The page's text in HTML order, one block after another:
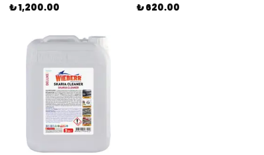
₺ 1,200.00 ₺ 620.00